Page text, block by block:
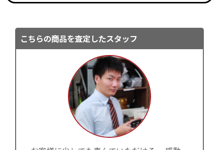
こちらの商品を査定したスタッフ